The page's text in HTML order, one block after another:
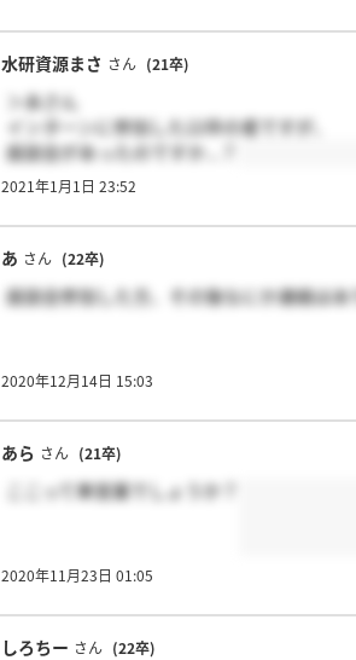
水研資源まさ さん (21卒)
＞あさん
インターンに参加した22卒の者ですが、
座談会があったのですか...？
2021年1月1日 23:52
あ さん (22卒)
座談会参加した方、その後なにか連絡は
2020年12月14日 15:03
あら さん (21卒)
ここって車営業でしょうか？
2020年11月23日 01:05
しろちー さん (22卒)